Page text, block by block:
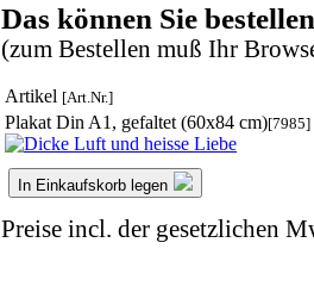
Das können Sie
(zum Bestellen muß Ihr
Artikel [Art.Nr.]
Plakat Din A1, gefaltet (60x84 cm)[7985]
In Einkaufskorb legen
Preise incl. der gesetzlichen